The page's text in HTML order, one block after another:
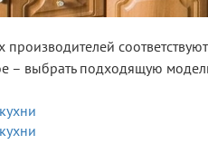
производителей
– выбрать подходящую